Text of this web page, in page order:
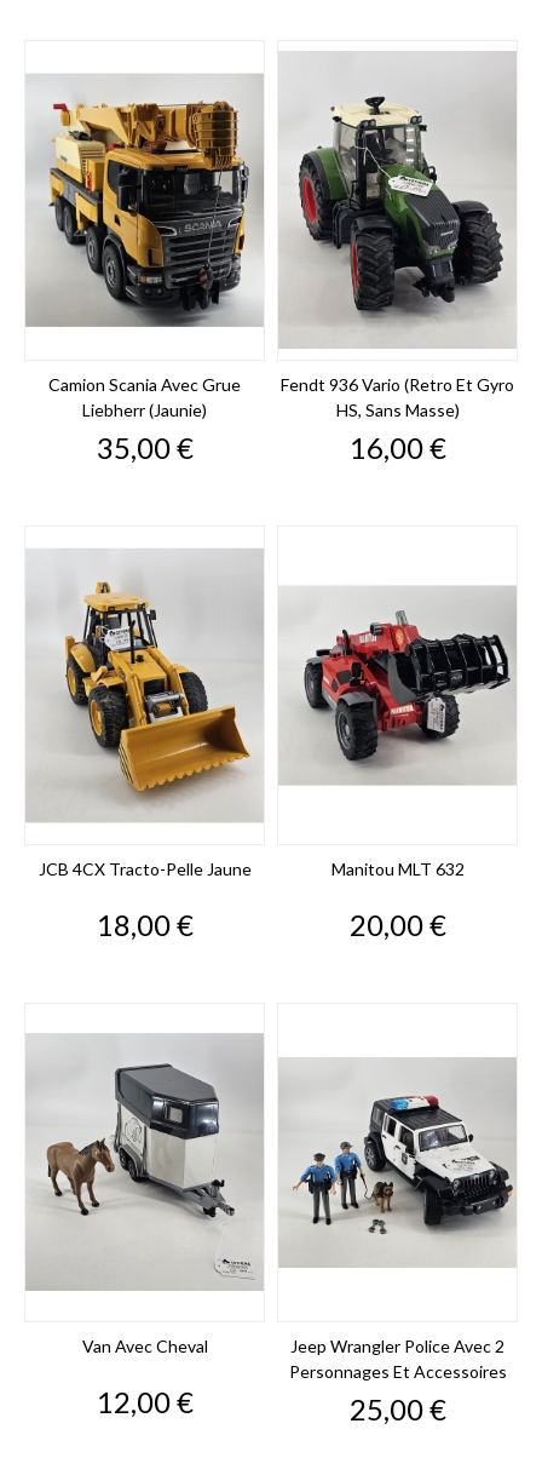
Camion Scania Avec Grue
Liebherr (jaunie)
Prix
35,00 €
Fendt 936 Vario (retro Et Gyro
HS, Sans Masse)
Prix
16,00 €
JCB 4CX Tracto-Pelle Jaune
Prix
18,00 €
Manitou MLT 632
Prix
20,00 €
Van Avec Cheval
Prix
12,00 €
Jeep Wrangler Police Avec 2
Personnages Et Accessoires
Prix
25,00 €